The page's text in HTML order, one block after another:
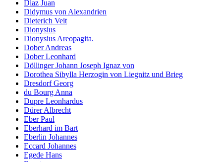
Diaz Juan
Didymus von Alexandrien
Dieterich Veit
Dionysius
Dionysius Areopagita.
Dober Andreas
Dober Leonhard
Döllinger Johann Joseph Ignaz von
Dorothea Sibylla Herzogin von Liegnitz und Brieg
Dresdorf Georg
du Bourg Anna
Dupre Leonhardus
Dürer Albrecht
Eber Paul
Eberhard im Bart
Eberlin Johannes
Eccard Johannes
Egede Hans